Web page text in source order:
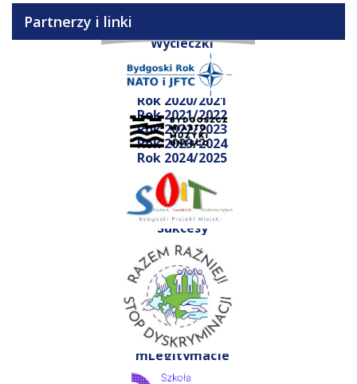
Wycieczki
Z życia szkoły
Wydarzenia
Rok 2020/2021
Rok 2021/2022
Rok 2022/2023
Rok 2023/2024
Rok 2024/2025
Rok 2025/2026
Dla uczniów
Sukcesy
Konkursy
Dla rodziców
Informacje
Kalendarium
Dokumenty
Obiady
mLegitymacje
Partnerzy i linki